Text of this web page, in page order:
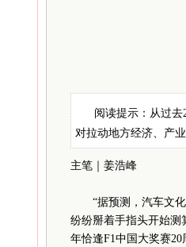
阅读提示：从过
对拉动地方经济、产
主笔｜姜浩峰
“据预测，汽车文
纷纷掰着手指头开始测
年恰逢F1中国大奖赛